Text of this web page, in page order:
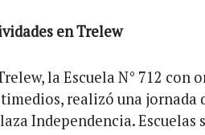
en Trelew
la Escuela N° 712
realizó una jornada
Independencia.